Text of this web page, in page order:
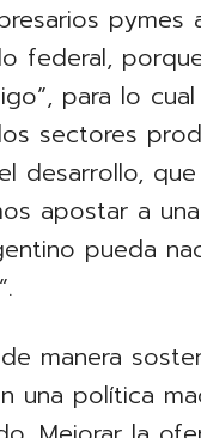
pymes
federal,
para lo
sectores
desarrollo,
apostar a
pueda
manera
una política